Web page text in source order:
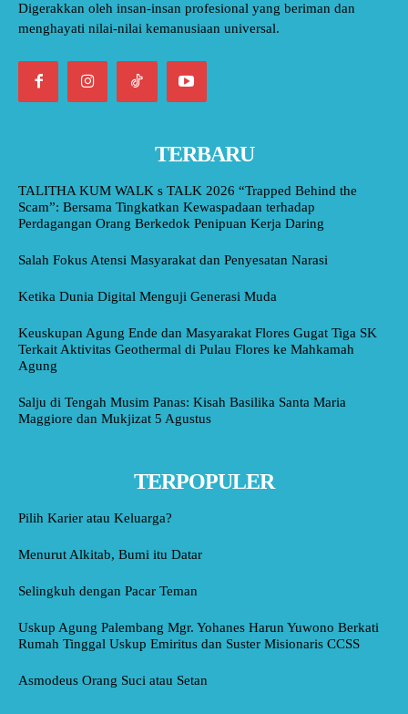
Digerakkan oleh insan-insan profesional yang beriman dan
menghayati nilai-nilai kemanusiaan universal.
TERBARU
TALITHA KUM WALK s TALK 2026 “Trapped Behind the
Scam”: Bersama Tingkatkan Kewaspadaan terhadap
Perdagangan Orang Berkedok Penipuan Kerja Daring
Salah Fokus Atensi Masyarakat dan Penyesatan Narasi
Ketika Dunia Digital Menguji Generasi Muda
Keuskupan Agung Ende dan Masyarakat Flores Gugat Tiga SK
Terkait Aktivitas Geothermal di Pulau Flores ke Mahkamah
Agung
Salju di Tengah Musim Panas: Kisah Basilika Santa Maria
Maggiore dan Mukjizat 5 Agustus
TERPOPULER
Pilih Karier atau Keluarga?
Menurut Alkitab, Bumi itu Datar
Selingkuh dengan Pacar Teman
Uskup Agung Palembang Mgr. Yohanes Harun Yuwono Berkati
Rumah Tinggal Uskup Emiritus dan Suster Misionaris CCSS
Asmodeus Orang Suci atau Setan